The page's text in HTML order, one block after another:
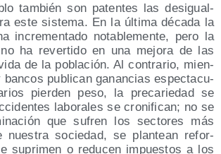
tam­bién son paten­tes las des­igual­
este sis­te­ma. En la últi­ma déca­da la
incre­men­ta­do nota­ble­men­te, pero la
ha rever­ti­do en una mejo­ra de las
de la pobla­ción. Al con­tra­rio, mien­
publi­can ganan­cias espec­ta­cu­
pier­den peso, la pre­ca­rie­dad se
labo­ra­les se cro­ni­fi­can; no se
que sufren los sec­to­res más
nues­tra socie­dad, se plan­tean refor­
supri­men o redu­cen impues­tos a los